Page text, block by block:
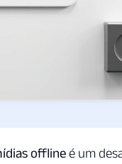
offline é um